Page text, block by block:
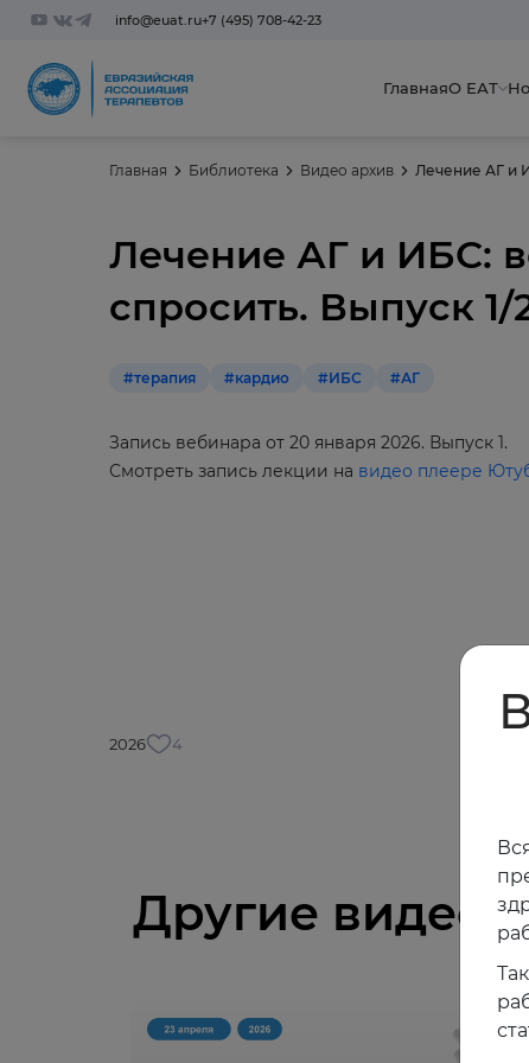
info@euat.ru+7 (495) 708-42-23
ГлавнаяО ЕАТ
Главная Библиотека Видео архив Лечение АГ и
Лечение АГ и ИБС:
спросить. Выпуск 1/
#терапия #кардио #ИБС #АГ
Запись вебинара от 20 января 2026. Выпуск 1.
Смотреть запись лекции на видео плеере
2026 4
Другие видео